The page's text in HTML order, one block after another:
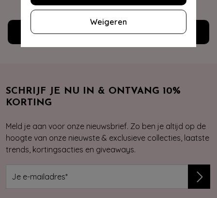
Weigeren
klantenservice. Wij helpen je graag!
Klantenservice
SCHRIJF JE NU IN & ONTVANG 10%
KORTING
Meld je aan voor onze nieuwsbrief. Zo ben je altijd op de
hoogte van onze nieuwste & exclusieve collecties, laatste
trends, kortingsacties en giveaways.